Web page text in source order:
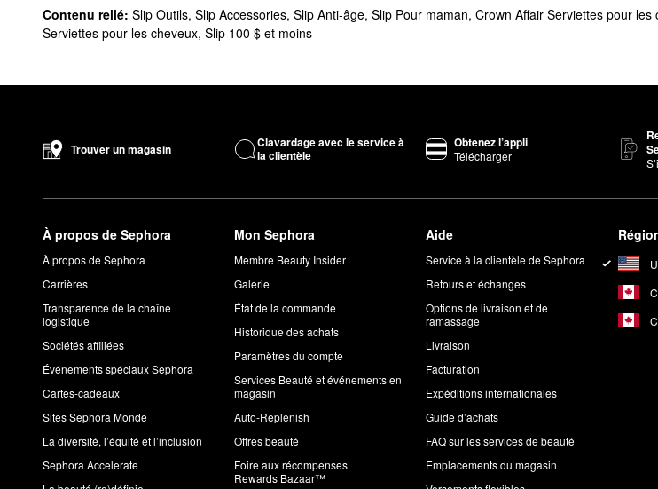
Quels sont les produits les plus vendus de slip?
Convenant aux cheveux fins, moyens et épais, la
Les taies d’oreiller de slip sont-elles en véritable soie?
Oui, toutes les taies d’oreiller de slip sont faites de soie de mûrier en fibre de qualité supérieure.
Vous pouvez laver les taies d’oreiller de slip à la machine au cycle froid ou délicat. Utilisez un détergent
l’ombre. Assurez-vous d’éviter le javellisant ou le séchage par culbutage.
Les chouchous slip sont-ils en véritable soie?
Oui. Comme les taies d’oreiller,
les chouchous de slipsont faits en véritable soie de mûrier.
Contenu relié: Slip Outils, Slip Accessories, Slip Anti-âge, Slip Pour maman, Crown Affair Serviettes pour les
Serviettes pour les cheveux, Slip 100 $ et moins
Trouver un magasin
Clavardage avec le service à
la clientèle
Obtenez l’appli
Télécharger
À propos de Sephora
À propos de Sephora
Carrières
Transparence de la chaîne
logistique
Sociétés affiliées
Événements spéciaux Sephora
Cartes-cadeaux
Sites Sephora Monde
La diversité, l’équité et l’inclusion
Sephora Accelerate
Mon Sephora
Membre Beauty Insider
Galerie
État de la commande
Historique des achats
Paramètres du compte
Services Beauté et événements en
magasin
Auto-Replenish
Offres beauté
Foire aux récompenses
Rewards Bazaar™
Aide
Service à la clientèle de Sephora
Retours et échanges
Options de livraison et de
ramassage
Livraison
Facturation
Expéditions internationales
Guide d’achats
FAQ sur les services de beauté
Emplacements du magasin